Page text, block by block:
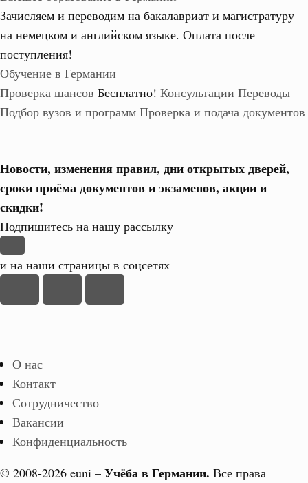
Зачисляем и переводим на бакалавриат и магистратуру
на немецком и английском языке. Оплата после
поступления!
Обучение в Германии
Проверка шансов Бесплатно! Консультации Переводы
Подбор вузов и программ Проверка и подача документов
Новости, изменения правил, дни открытых дверей,
сроки приёма документов и экзаменов, акции и
скидки!
Подпишитесь на нашу рассылку
и на наши страницы в соцсетях
О нас
Контакт
Сотрудничество
Вакансии
Конфиденциальность
© 2008-2026 euni – Учёба в Германии. Все права